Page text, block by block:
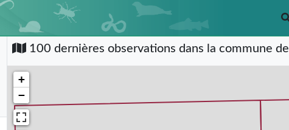
100 dernières observations dans la commune de
+
−